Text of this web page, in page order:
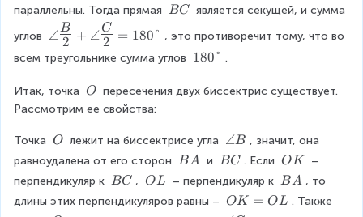
}
}
параллельны. Тогда прямая \
B
C
BC является секущей, и сумма
углов
\
n
le
{
L
a
r
g
e
∠ 2
B + ∠ 2
C = 180° , это противоречит тому, что во
всем треугольнике сумма углов 1
0
180° .
Итак, точка \
\
O пересечения двух биссектрис существует.
Рассмотрим ее свойства:
Точка \
\
O лежит на биссектрисе угла \
a
g
l
∠B , значит, она
равноудалена от его сторон \
\
A
BA и \
\
B
C
BC . Если \
\
O
K
OK
–
перпендикуляр к \
\
BC , \
\
OL – перпендикуляр к \
\
BA , то
длины этих перпендикуляров равны – O
OK = OL . Также